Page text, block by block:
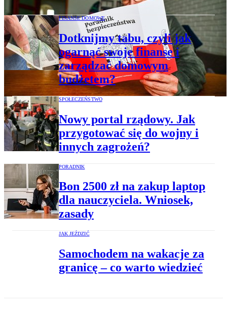
FINANSE DOMOWE
Dotknijmy tabu, czyli jak
ogarnąć swoje finanse i
zarządzać domowym
budżetem?
SPOŁECZEŃSTWO
Nowy portal rządowy. Jak
przygotować się do wojny i
innych zagrożeń?
PORADNIK
Bon 2500 zł na zakup laptop
dla nauczyciela. Wniosek,
zasady
JAK JEŹDZIĆ
Samochodem na wakacje za
granicę – co warto wiedzieć